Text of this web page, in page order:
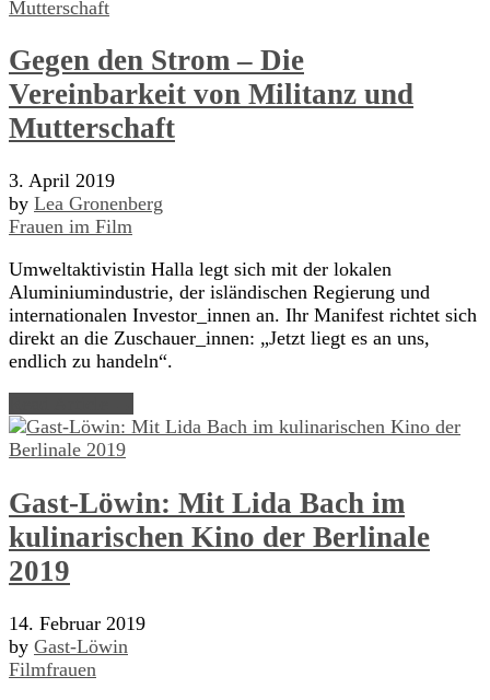
Gegen den Strom – Die
Vereinbarkeit von Militanz und
Mutterschaft
3. April 2019
by Lea Gronenberg
Frauen im Film
Umweltaktivistin Halla legt sich mit der lokalen
Aluminiumindustrie, der isländischen Regierung und
internationalen Investor_innen an. Ihr Manifest richtet sich
direkt an die Zuschauer_innen: „Jetzt liegt es an uns,
endlich zu handeln“.
Gast-Löwin: Mit Lida Bach im
kulinarischen Kino der Berlinale
2019
14. Februar 2019
by Gast-Löwin
Filmfrauen